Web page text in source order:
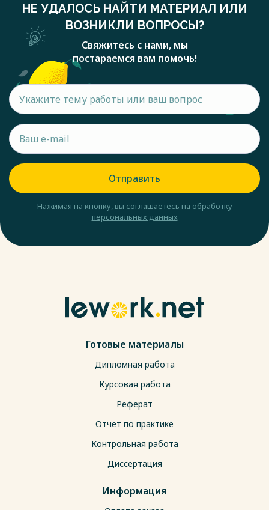
НЕ УДАЛОСЬ НАЙТИ МАТЕРИАЛ ИЛИ
ВОЗНИКЛИ ВОПРОСЫ?
Свяжитесь с нами, мы
постараемся вам помочь!
Отправить
Нажимая на кнопку, вы соглашаетесь на обработку
персональных данных
Готовые материалы
Дипломная работа
Курсовая работа
Реферат
Отчет по практике
Контрольная работа
Диссертация
Информация